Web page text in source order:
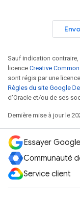
Sauf indication
licence Creative
sont régis par une licence
Règles du site Google
d'Oracle et/ou de ses
Dernière mise à jour le
Essayer
Communauté
Service client